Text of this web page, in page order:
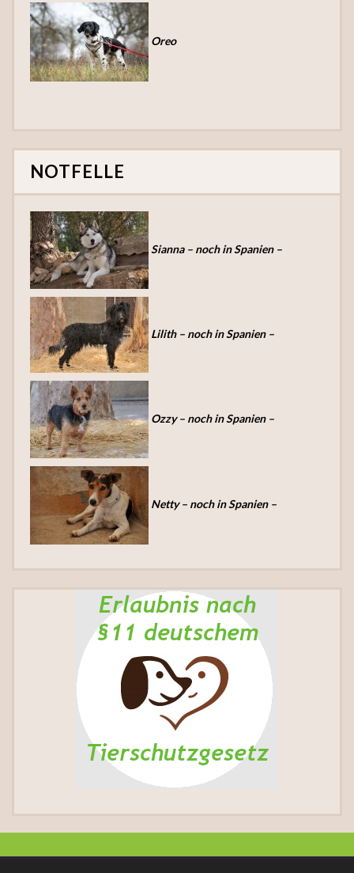
Oreo
NOTFELLE
Sianna – noch in Spanien –
Lilith – noch in Spanien –
Ozzy – noch in Spanien –
Netty – noch in Spanien –